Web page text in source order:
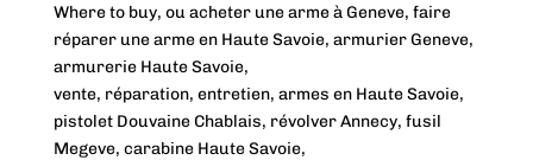
Where to buy, ou acheter une arme à Geneve, faire
réparer une arme en Haute Savoie, armurier Geneve,
armurerie Haute Savoie,
vente, réparation, entretien, armes en Haute Savoie,
pistolet Douvaine Chablais, révolver Annecy, fusil
Megeve, carabine Haute Savoie,